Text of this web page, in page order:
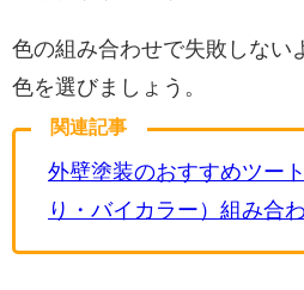
色の組み合わせで失敗しない
色を選びましょう。
関連記事
外壁塗装のおすすめツー
り・バイカラー）組み合